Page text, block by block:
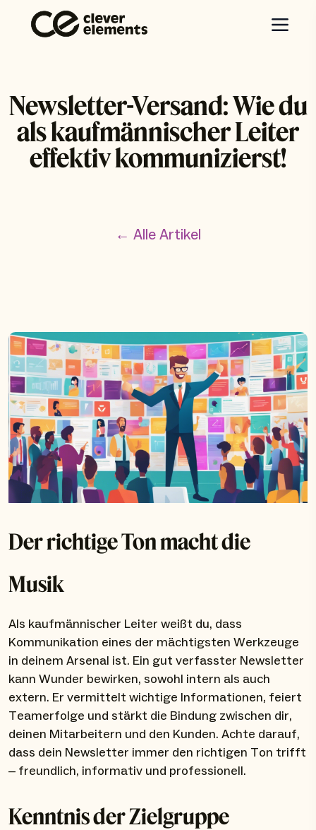
Newsletter-Versand: Wie du
als kaufmännischer Leiter
effektiv kommunizierst!
← Alle Artikel
Der richtige Ton macht die
Musik
Als kaufmännischer Leiter weißt du, dass
Kommunikation eines der mächtigsten Werkzeuge
in deinem Arsenal ist. Ein gut verfasster Newsletter
kann Wunder bewirken, sowohl intern als auch
extern. Er vermittelt wichtige Informationen, feiert
Teamerfolge und stärkt die Bindung zwischen dir,
deinen Mitarbeitern und den Kunden. Achte darauf,
dass dein Newsletter immer den richtigen Ton trifft
– freundlich, informativ und professionell.
Kenntnis der Zielgruppe